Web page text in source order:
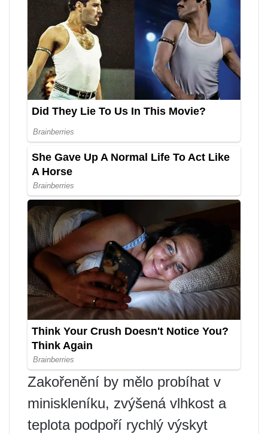
Zakořenění by mělo probíhat v
miniskleníku, zvýšená vlhkost a
teplota podpoří rychlý výskyt